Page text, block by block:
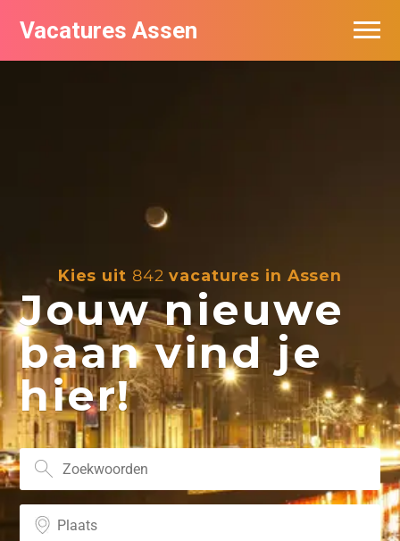
Vacatures Assen
Kies uit 842 vacatures in Assen
Jouw nieuwe
baan vind je
hier!
Vacatures per bedrijf